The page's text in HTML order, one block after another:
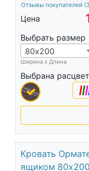
Отзывы покупателей
Цена
Выбрать размер
80х200
Ширина х Длина
Выбрана
|||
Кровать
ящиком 80х200